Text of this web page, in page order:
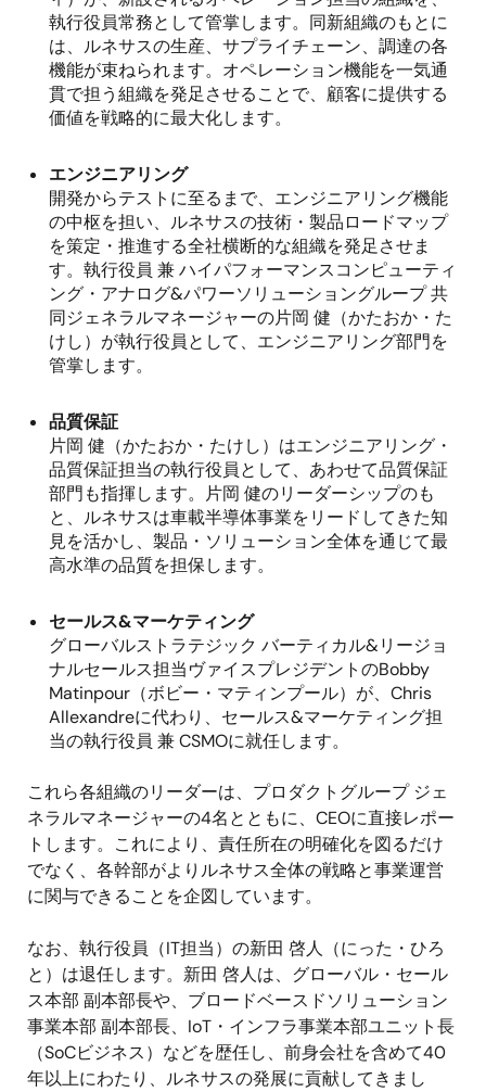
執行役員常務として管掌します。同新組織のもとに
は、ルネサスの生産、サプライチェーン、調達の各
機能が束ねられます。オペレーション機能を一気通
貫で担う組織を発足させることで、顧客に提供する
価値を戦略的に最大化します。
エンジニアリング
開発からテストに至るまで、エンジニアリング機能
の中枢を担い、ルネサスの技術・製品ロードマップ
を策定・推進する全社横断的な組織を発足させま
す。執行役員 兼 ハイパフォーマンスコンピューティ
ング・アナログ&パワーソリューショングループ 共
同ジェネラルマネージャーの片岡 健（かたおか・た
けし）が執行役員として、エンジニアリング部門を
管掌します。
品質保証
片岡 健（かたおか・たけし）はエンジニアリング・
品質保証担当の執行役員として、あわせて品質保証
部門も指揮します。片岡 健のリーダーシップのも
と、ルネサスは車載半導体事業をリードしてきた知
見を活かし、製品・ソリューション全体を通じて最
高水準の品質を担保します。
セールス&マーケティング
グローバルストラテジック バーティカル&リージョ
ナルセールス担当ヴァイスプレジデントのBobby
Matinpour （ボビー・マティンプール）が、 Chris
Allexandreに代わり、セールス&マーケティング担
当の執行役員 兼CSMOに就任します。
これら各組織のリーダーは、プロダクトグループ ジェ
ネラルマネージャーの4名とともに、 CEOに直接レポー
トします。これにより、責任所在の明確化を図るだけ
でなく、各幹部がよりルネサス全体の戦略と事業運営
に関与できることを企図しています。
なお、執行役員（IT担当）の新田 啓人（にった・ひろ
と）は退任します。新田 啓人は、グローバル・セール
ス本部 副本部長や、ブロードベースドソリューション
事業本部 副本部長、 IoT ・インフラ事業本部ユニット長
（SoCビジネス）などを歴任し、前身会社を含めて40
年以上にわたり、ルネサスの発展に貢献してきまし